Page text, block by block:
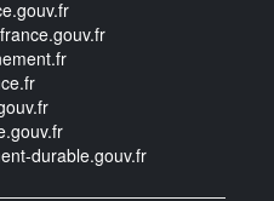
durable.gouv.fr